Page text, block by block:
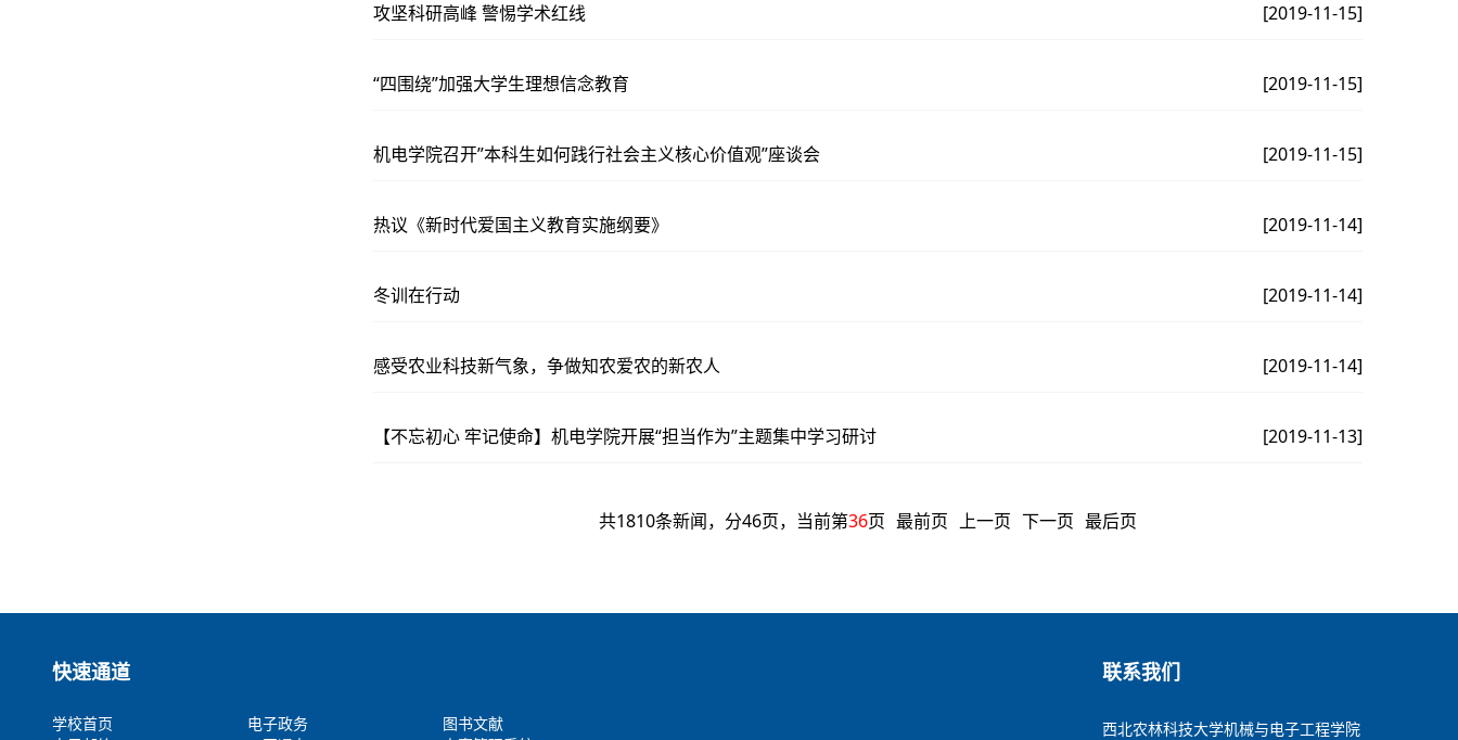
攻坚科研高峰 警惕学术红线 [2019-11-15]
“四围绕”加强大学生理想信念教育 [2019-11-15]
机电学院召开”本科生如何践行社会主义核心价值观”座谈会 [2019-11-15]
热议《新时代爱国主义教育实施纲要》 [2019-11-14]
冬训在行动 [2019-11-14]
感受农业科技新气象，争做知农爱农的新农人 [2019-11-14]
【不忘初心 牢记使命】机电学院开展“担当作为”主题集中学习研讨 [2019-11-13]
共1810条新闻，分46页，当前第36页 最前页 上一页 下一页 最后页
快速通道
学校首页 电子政务
图书文献
联系我们
西北农林科技大学机械与电子工程学院